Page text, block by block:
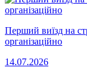
Перший виїзд на
організаційно
14.07.2026